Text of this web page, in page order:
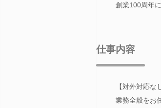
創業100周年
仕事内容
【対外対応
業務全般をお